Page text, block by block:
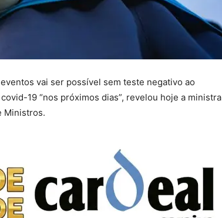
vai ser possível sem teste negativo ao
19 “nos próximos dias”, revelou hoje a ministra
Ministros.